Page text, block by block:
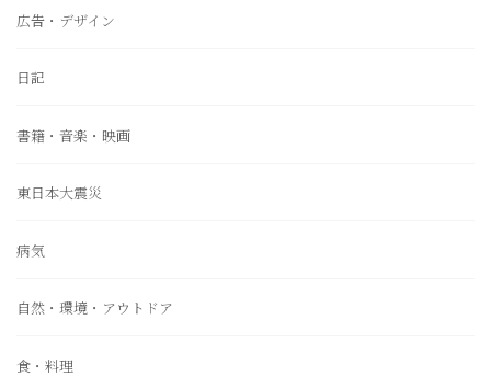
広告・デザイン
日記
書籍・音楽・映画
東日本大震災
病気
自然・環境・アウトドア
食・料理